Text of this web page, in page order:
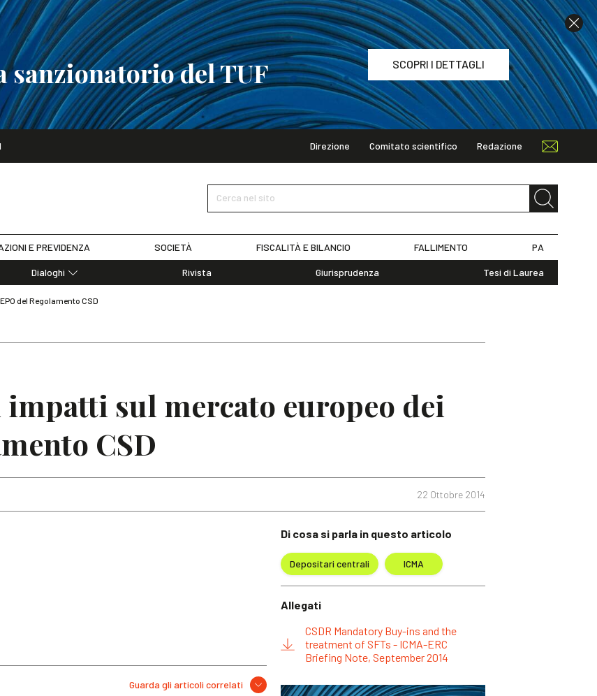
del TUF SCOPRI I DETTAGLI
Direzione Comitato scientifico Redazione
Cerca nel sito
E PREVIDENZA SOCIETÀ FISCALITÀ E BILANCIO FALLIMENTO PA
Dialoghi
Rivista Giurisprudenza Tesi di Laurea
del Regolamento CSD
sul mercato europeo dei
CSD
22 Ottobre 2014
Guarda gli articoli correlati
Di cosa si parla in questo articolo
Depositari centrali ICMA
Allegati
CSDR Mandatory Buy-ins and the
treatment of SFTs - ICMA-ERC
Briefing Note, September 2014